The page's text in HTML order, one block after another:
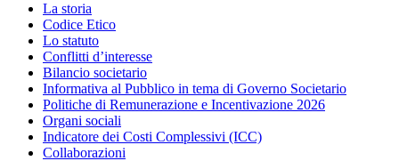
La storia
Codice Etico
Lo statuto
Conflitti d’interesse
Bilancio societario
Informativa al Pubblico in tema di Governo Societario
Politiche di Remunerazione e Incentivazione 2026
Organi sociali
Indicatore dei Costi Complessivi (ICC)
Collaborazioni